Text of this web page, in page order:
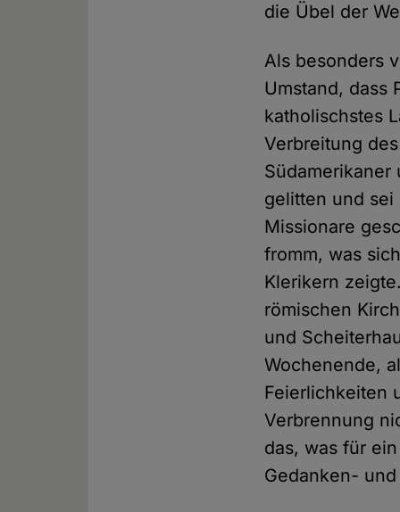
die Übel der
Als besonders
Umstand, dass
katholischstes
Verbreitung
gelitten und
Missionare
fromm, was
Klerikern
römischen
und
Wochenende,
Feierlichkeiten
Verbrennung
das, was für
Gedanken-